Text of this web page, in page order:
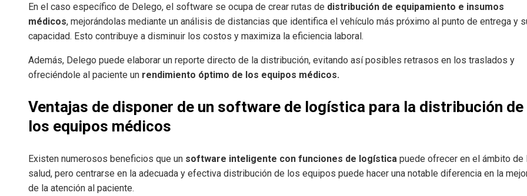
En el caso específico de Delego, el software se ocupa de crear rutas de distribución de equipamiento e insumos
médicos, mejorándolas mediante un análisis de distancias que identifica el vehículo más próximo al punto de entrega y
capacidad. Esto contribuye a disminuir los costos y maximiza la eficiencia laboral.
Además, Delego puede elaborar un reporte directo de la distribución, evitando así posibles retrasos en los traslados y
ofreciéndole al paciente un rendimiento óptimo de los equipos médicos.
Ventajas de disponer de un software de logística para la distribución de
los equipos médicos
Existen numerosos beneficios que un software inteligente con funciones de logística puede ofrecer en el ámbito de
salud, pero centrarse en la adecuada y efectiva distribución de los equipos puede hacer una notable diferencia en la
de la atención al paciente.